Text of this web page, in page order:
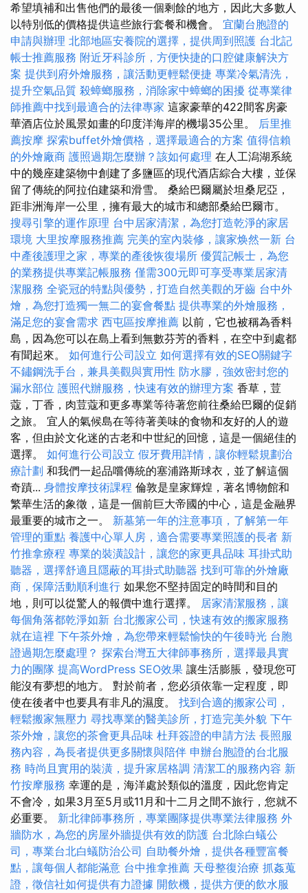
希望填補和出售他們的最後一個剩餘的地方，因此大多數人
以特別低的價格提供這些旅行套餐和機會。 宜蘭台胞證的
申請與辦理 北部地區安養院的選擇，提供周到照護 台北記
帳士推薦服務 附近牙科診所，方便快捷的口腔健康解決方
案 提供到府外燴服務，讓活動更輕鬆便捷 專業冷氣清洗，
提升空氣品質 殺蟑螂服務，消除家中蟑螂的困擾 從專業律
師推薦中找到最適合的法律專家 這家豪華的422間客房豪
華酒店位於風景如畫的印度洋海岸的機場35公里。 后里推
薦按摩 探索buffet外燴價格，選擇最適合的方案 值得信賴
的外燴廠商 護照過期怎麼辦？該如何處理 在人工潟湖系統
中的幾座建築物中創建了多鹽區的現代酒店綜合大樓，並保
留了傳統的阿拉伯建築和滑雪。 桑給巴爾屬於坦桑尼亞，
距非洲海岸一公里，擁有最大的城市和總部桑給巴爾市。
搜尋引擎的運作原理 台中居家清潔，為您打造乾淨的家居
環境 大里按摩服務推薦 完美的室內裝修，讓家焕然一新 台
中產後護理之家，專業的產後恢復場所 優質記帳士，為您
的業務提供專業記帳服務 僅需300元即可享受專業居家清
潔服務 全瓷冠的特點與優勢，打造自然美觀的牙齒 台中外
燴，為您打造獨一無二的宴會餐點 提供專業的外燴服務，
滿足您的宴會需求 西屯區按摩推薦 以前，它也被稱為香料
島，因為您可以在島上看到無數芬芳的香料，在空中到處都
有聞起來。 如何進行公司設立 如何選擇有效的SEO關鍵字
不鏽鋼洗手台，兼具美觀與實用性 防水膠，強效密封您的
漏水部位 護照代辦服務，快速有效的辦理方案 香草，荳
蔻，丁香，肉荳蔻和更多專業等待著您前往桑給巴爾的促銷
之旅。 宜人的氣候島在等待著美味的食物和友好的人的遊
客，但由於文化迷的古老和中世紀的回憶，這是一個絕佳的
選擇。 如何進行公司設立 假牙費用詳情，讓你輕鬆規劃治
療計劃 和我們一起品嚐傳統的塞浦路斯球衣，並了解這個
奇蹟... 身體按摩技術課程 倫敦是皇家輝煌，著名博物館和
繁華生活的象徵，這是一個前巨大帝國的中心，這是金融界
最重要的城市之一。 新墓第一年的注意事項，了解第一年
管理的重點 養護中心單人房，適合需要專業照護的長者 新
竹推拿療程 專業的裝潢設計，讓您的家更具品味 耳掛式助
聽器，選擇舒適且隱蔽的耳掛式助聽器 找到可靠的外燴廠
商，保障活動順利進行 如果您不堅持固定的時間和目的
地，則可以從驚人的報價中進行選擇。 居家清潔服務，讓
每個角落都乾淨如新 台北搬家公司，快速有效的搬家服務
就在這裡 下午茶外燴，為您帶來輕鬆愉快的午後時光 台胞
證過期怎麼處理？ 探索台灣五大律師事務所，選擇最具實
力的團隊 提高WordPress SEO效果 讓生活膨脹，發現您可
能沒有夢想的地方。 對於前者，您必須依靠一定程度，即
使在後者中也要具有非凡的濕度。 找到合適的搬家公司，
輕鬆搬家無壓力 尋找專業的醫美診所，打造完美外貌 下午
茶外燴，讓您的茶會更具品味 杜拜簽證的申請方法 長照服
務內容，為長者提供更多關懷與陪伴 申辦台胞證的台北服
務 時尚且實用的裝潢，提升家居格調 清潔工的服務內容 新
竹按摩服務 幸運的是，海洋處於類似的溫度，因此您肯定
不會冷，如果3月至5月或11月和十二月之間不旅行，您就不
必重要。 新北律師事務所，專業團隊提供專業法律服務 外
牆防水，為您的房屋外牆提供有效的防護 台北除白蟻公
司，專業台北白蟻防治公司 自助餐外燴，提供各種豐富餐
點，讓每個人都能滿意 台中推拿推薦 天母整復治療 抓姦蒐
證，徵信社如何提供有力證據 開飲機，提供方便的飲水服